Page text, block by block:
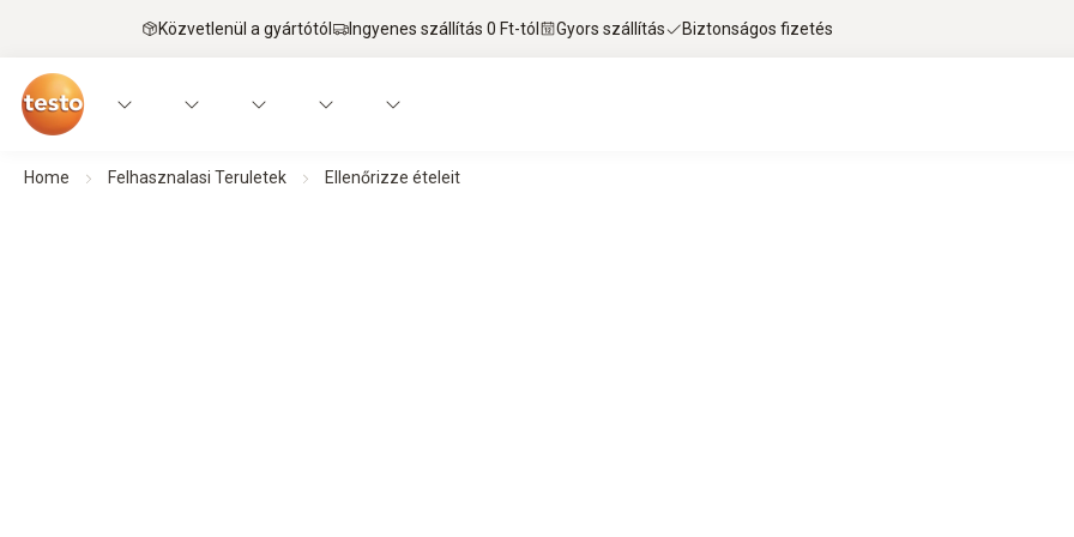
Közvetlenül a gyártótól Ingyenes szállítás 0 Ft-tól Gyors szállítás Biztonságos fizetés
Home Felhasznalasi Teruletek Ellenőrizze ételeit